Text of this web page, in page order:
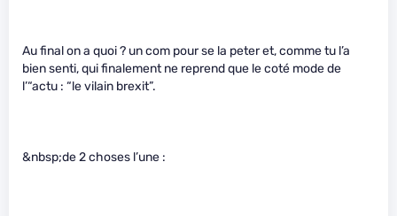
Au final on a quoi ? un com pour se la peter et, comme tu l’a
bien senti, qui finalement ne reprend que le coté mode de
l’“actu : “le vilain brexit”.
&nbsp;de 2 choses l’une :